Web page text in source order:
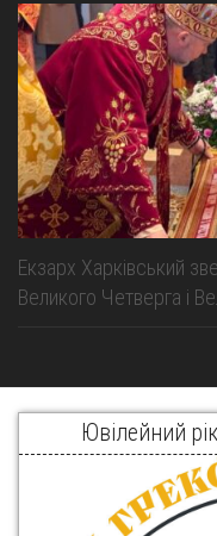
Екзарх Харківський
Великого Четверга і
Ювілейний